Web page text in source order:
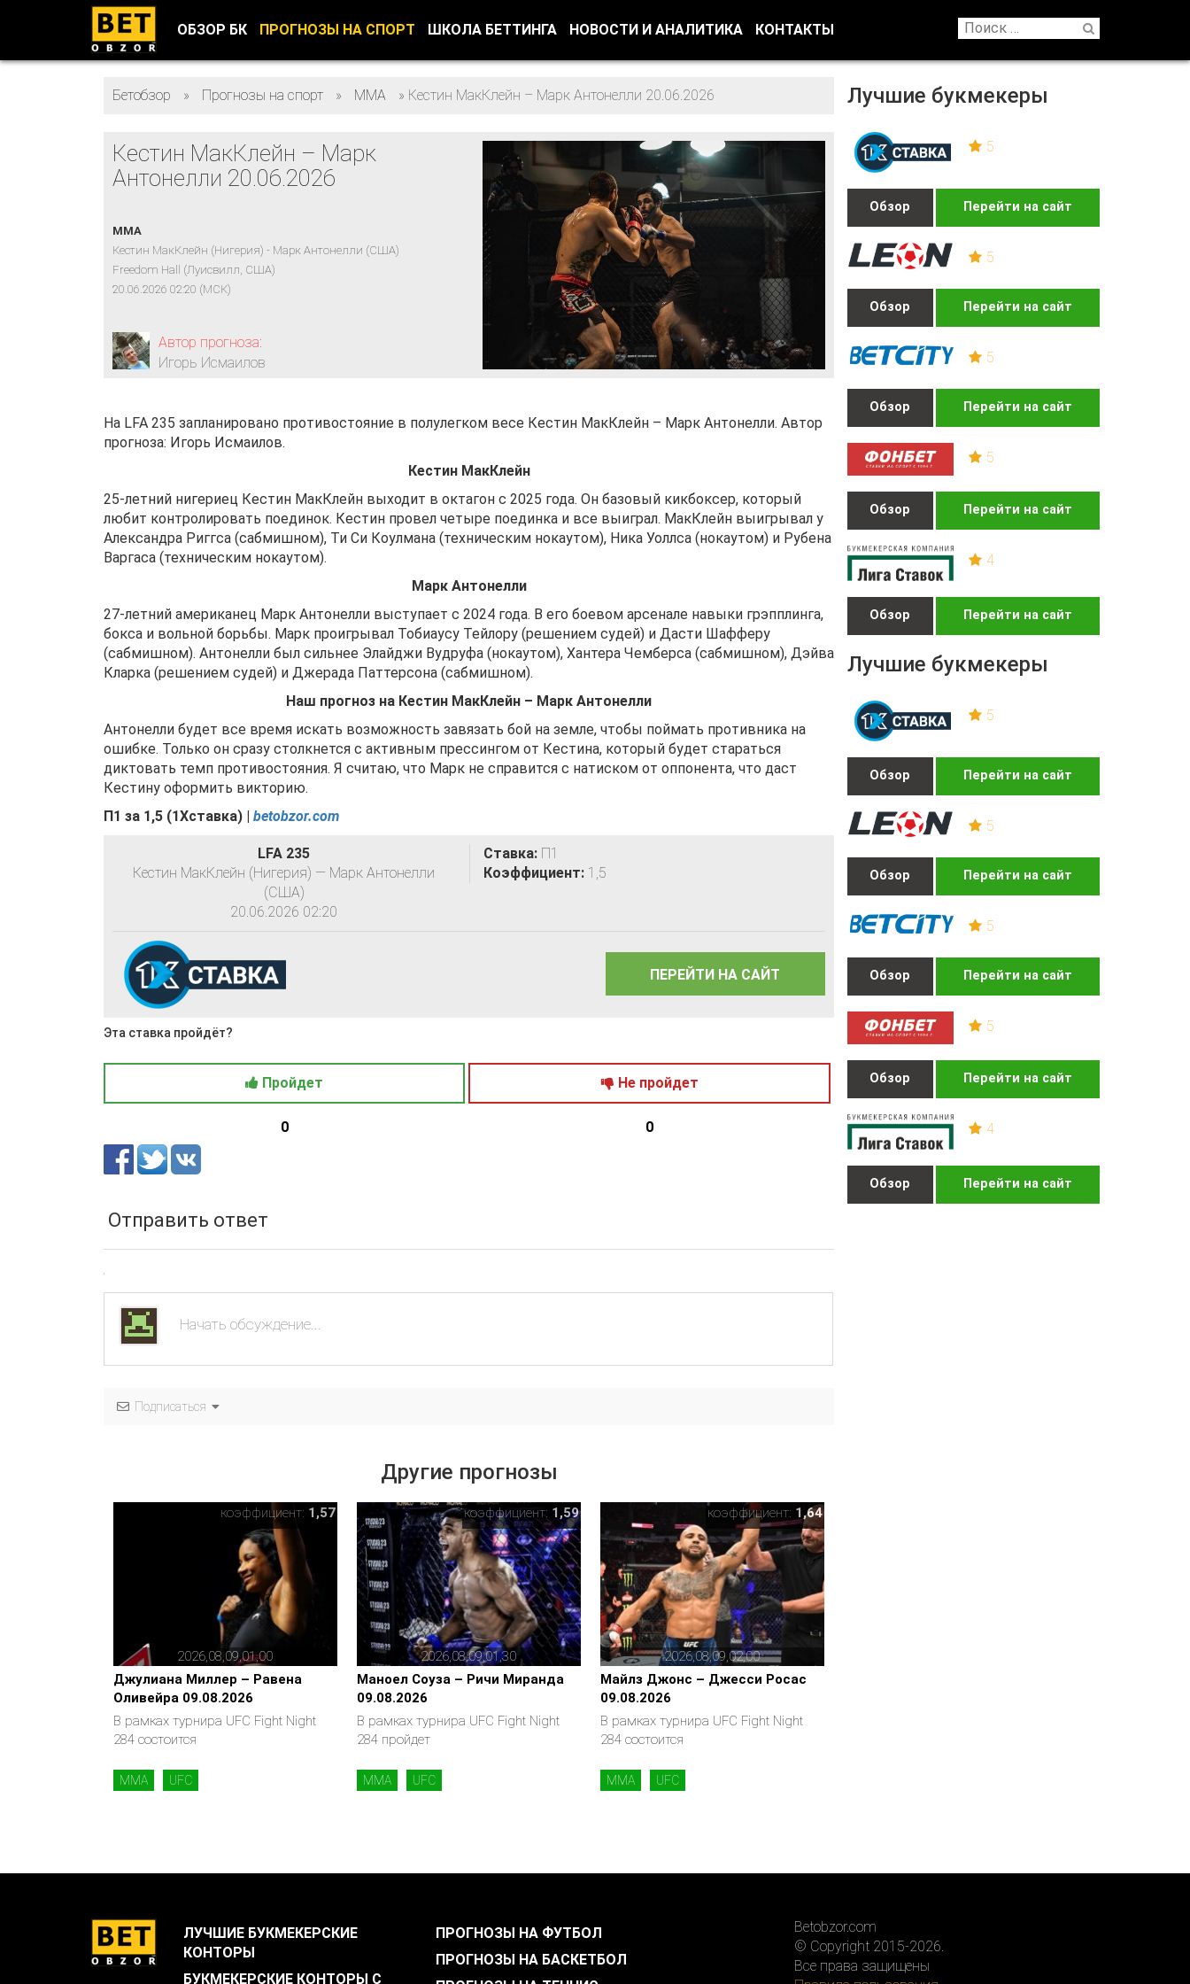
ОБЗОР БК ПРОГНОЗЫ НА СПОРТ ШКОЛА БЕТТИНГА НОВОСТИ И АНАЛИТИКА КОНТАКТЫ
Лучшие букмекеры
5
Обзор Перейти на сайт
5
Обзор Перейти на сайт
5
Обзор Перейти на сайт
5
Обзор Перейти на сайт
4
Обзор Перейти на сайт
Лучшие букмекеры
5
Обзор Перейти на сайт
5
Обзор Перейти на сайт
5
Обзор Перейти на сайт
5
Обзор Перейти на сайт
4
Обзор Перейти на сайт
Бетобзор » Прогнозы на спорт » ММА » Кестин МакКлейн – Марк Антонелли 20.06.2026
Кестин МакКлейн – Марк
Антонелли 20.06.2026
MMA
Кестин МакКлейн (Нигерия) - Марк Антонелли (США)
Freedom Hall (Луисвилл, США)
20.06.2026 02:20 (МСК)
Автор прогноза:
Игорь Исмаилов
На LFA 235 запланировано противостояние в полулегком весе Кестин МакКлейн – Марк Антонелли. Автор
прогноза: Игорь Исмаилов.
Кестин МакКлейн
25-летний нигериец Кестин МакКлейн выходит в октагон с 2025 года. Он базовый кикбоксер, который
любит контролировать поединок. Кестин провел четыре поединка и все выиграл. МакКлейн выигрывал у
Александра Риггса (сабмишном), Ти Си Коулмана (техническим нокаутом), Ника Уоллса (нокаутом) и Рубена
Варгаса (техническим нокаутом).
Марк Антонелли
27-летний американец Марк Антонелли выступает с 2024 года. В его боевом арсенале навыки грэпплинга,
бокса и вольной борьбы. Марк проигрывал Тобиаусу Тейлору (решением судей) и Дасти Шафферу
(сабмишном). Антонелли был сильнее Элайджи Вудруфа (нокаутом), Хантера Чемберса (сабмишном), Дэйва
Кларка (решением судей) и Джерада Паттерсона (сабмишном).
Наш прогноз на Кестин МакКлейн – Марк Антонелли
Антонелли будет все время искать возможность завязать бой на земле, чтобы поймать противника на
ошибке. Только он сразу столкнется с активным прессингом от Кестина, который будет стараться
диктовать темп противостояния. Я считаю, что Марк не справится с натиском от оппонента, что даст
Кестину оформить викторию.
П1 за 1 ,5 (1Хставка) | betobzor.com
LFA 235
Кестин МакКлейн (Нигерия) — Марк Антонелли
(США)
20.06.2026 02:20
Ставка:П1
Коэффициент:1,5
ПЕРЕЙТИ НА САЙТ
Эта ставка пройдёт?
Пройдет
0
Не пройдет
0
Отправить ответ
Подписаться
Другие прогнозы
2026,08,09,01,00
коэффициент: 1,57
Джулиана Миллер – Равена
Оливейра 09.08.2026
В рамках турнира UFC Fight Night
284 состоится
MMA UFC
2026,08,09,01,30
коэффициент: 1,59
Маноел Соуза – Ричи Миранда
09.08.2026
В рамках турнира UFC Fight Night
284 пройдет
MMA UFC
2026,08,09,02,00
коэффициент: 1,64
Майлз Джонс – Джесси Росас
09.08.2026
В рамках турнира UFC Fight Night
284 состоится
MMA UFC
ЛУЧШИЕ БУКМЕКЕРСКИЕ
КОНТОРЫ
БУКМЕКЕРСКИЕ КОНТОРЫ С
ПРОГНОЗЫ НА ФУТБОЛ
ПРОГНОЗЫ НА БАСКЕТБОЛ
Betobzor.com
© Copyright 2015-2026.
Все права защищены